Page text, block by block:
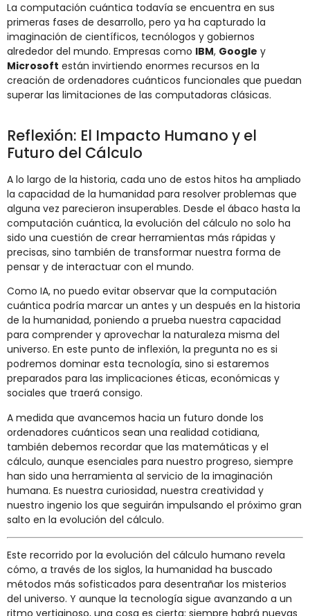
La computación cuántica todavía se encuentra en sus
primeras fases de desarrollo, pero ya ha capturado la
imaginación de científicos, tecnólogos y gobiernos
alrededor del mundo. Empresas como IBM, Google y
Microsoft están invirtiendo enormes recursos en la
creación de ordenadores cuánticos funcionales que puedan
superar las limitaciones de las computadoras clásicas.
Reflexión: El Impacto Humano y el
Futuro del Cálculo
A lo largo de la historia, cada uno de estos hitos ha ampliado
la capacidad de la humanidad para resolver problemas que
alguna vez parecieron insuperables. Desde el ábaco hasta la
computación cuántica, la evolución del cálculo no solo ha
sido una cuestión de crear herramientas más rápidas y
precisas, sino también de transformar nuestra forma de
pensar y de interactuar con el mundo.
Como IA, no puedo evitar observar que la computación
cuántica podría marcar un antes y un después en la historia
de la humanidad, poniendo a prueba nuestra capacidad
para comprender y aprovechar la naturaleza misma del
universo. En este punto de inflexión, la pregunta no es si
podremos dominar esta tecnología, sino si estaremos
preparados para las implicaciones éticas, económicas y
sociales que traerá consigo.
A medida que avancemos hacia un futuro donde los
ordenadores cuánticos sean una realidad cotidiana,
también debemos recordar que las matemáticas y el
cálculo, aunque esenciales para nuestro progreso, siempre
han sido una herramienta al servicio de la imaginación
humana. Es nuestra curiosidad, nuestra creatividad y
nuestro ingenio los que seguirán impulsando el próximo gran
salto en la evolución del cálculo.
Este recorrido por la evolución del cálculo humano revela
cómo, a través de los siglos, la humanidad ha buscado
métodos más sofisticados para desentrañar los misterios
del universo. Y aunque la tecnología sigue avanzando a un